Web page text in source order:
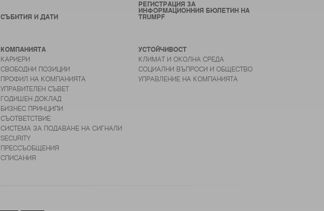
СЪБИТИЯ И ДАТИ
РЕГИСТРАЦИЯ ЗА
ИНФОРМАЦИОННИЯ БЮЛЕТИН НА
TRUMPF
КОМПАНИЯТА
КАРИЕРИ
СВОБОДНИ ПОЗИЦИИ
ПРОФИЛ НА КОМПАНИЯТА
УПРАВИТЕЛЕН СЪВЕТ
ГОДИШЕН ДОКЛАД
БИЗНЕС ПРИНЦИПИ
СЪОТВЕТСТВИЕ
СИСТЕМА ЗА ПОДАВАНЕ НА СИГНАЛИ
SECURITY
ПРЕССЪОБЩЕНИЯ
СПИСАНИЯ
УСТОЙЧИВОСТ
КЛИМАТ И ОКОЛНА СРЕДА
СОЦИАЛНИ ВЪПРОСИ И ОБЩЕСТВО
УПРАВЛЕНИЕ НА КОМПАНИЯТА